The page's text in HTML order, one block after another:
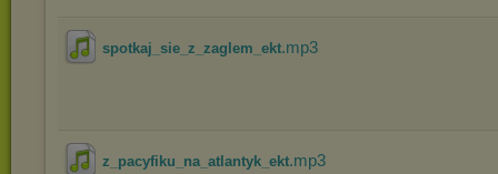
spotkaj_sie_z_zaglem_ekt.mp3
z_pacyfiku_na_atlantyk_ekt.mp3